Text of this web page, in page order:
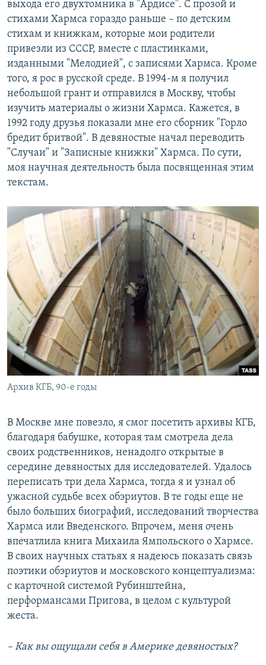
выхода его двухтомника в "Ардисе". С прозой и
стихами Хармса гораздо раньше – по детским
стихам и книжкам, которые мои родители
привезли из СССР, вместе с пластинками,
изданными "Мелодией", с записями Хармса. Кроме
того, я рос в русской среде. В 1994-м я получил
небольшой грант и отправился в Москву, чтобы
изучить материалы о жизни Хармса. Кажется, в
1992 году друзья показали мне его сборник "Горло
бредит бритвой". В девяностые начал переводить
"Случаи" и "Записные книжки" Хармса. По сути,
моя научная деятельность была посвященная этим
текстам.
Архив КГБ, 90-е годы
В Москве мне повезло, я смог посетить архивы КГБ,
благодаря бабушке, которая там смотрела дела
своих родственников, ненадолго открытые в
середине девяностых для исследователей. Удалось
переписать три дела Хармса, тогда я и узнал об
ужасной судьбе всех обэриутов. В те годы еще не
было больших биографий, исследований творчества
Хармса или Введенского. Впрочем, меня очень
впечатлила книга Михаила Ямпольского о Хармсе.
В своих научных статьях я надеюсь показать связь
поэтики обэриутов и московского концептуализма:
с карточной системой Рубинштейна,
перформансами Пригова, в целом с культурой
жеста.
– Как вы ощущали себя в Америке девяностых?